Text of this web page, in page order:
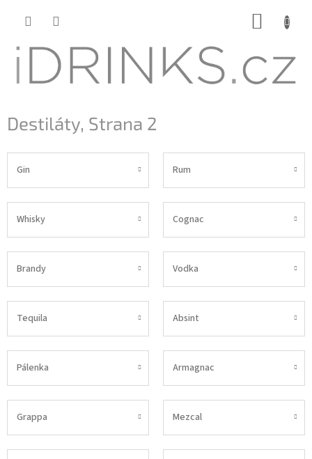
Destiláty, Strana 2
Gin Rum
Whisky Cognac
Brandy Vodka
Tequila Absint
Pálenka Armagnac
Grappa Mezcal